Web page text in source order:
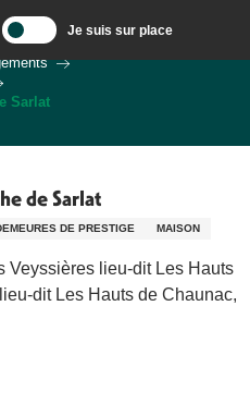
Je suis sur place
Noir
Sarlat
de Sarlat
DE PRESTIGE MAISON
Veyssières lieu-dit Les Hauts
dit Les Hauts de Chaunac,